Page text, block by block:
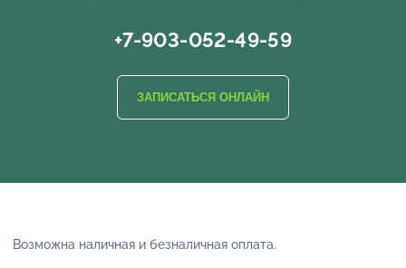
+7-903-052-49-59
ЗАПИСАТЬСЯ ОНЛАЙН
Возможна наличная и безналичная оплата.